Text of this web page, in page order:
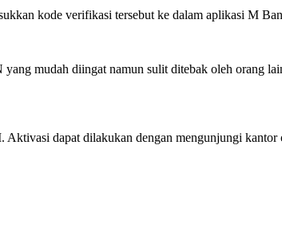
kode verifikasi tersebut ke dalam aplikasi M
mudah diingat namun sulit ditebak oleh orang
dapat dilakukan dengan mengunjungi